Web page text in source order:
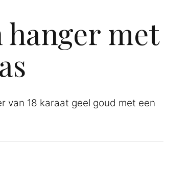
hanger met
van 18 karaat geel goud met een